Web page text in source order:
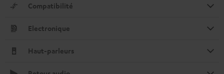
Compatibilité
Electronique
Haut-parleurs